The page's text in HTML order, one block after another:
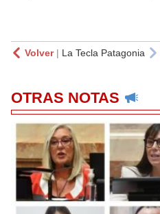
Volver| La Tecla Patagonia
OTRAS NOTAS